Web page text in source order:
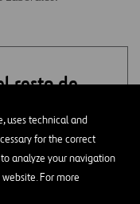
uses technical and
for the correct
analyze your navigation
For more
resto de